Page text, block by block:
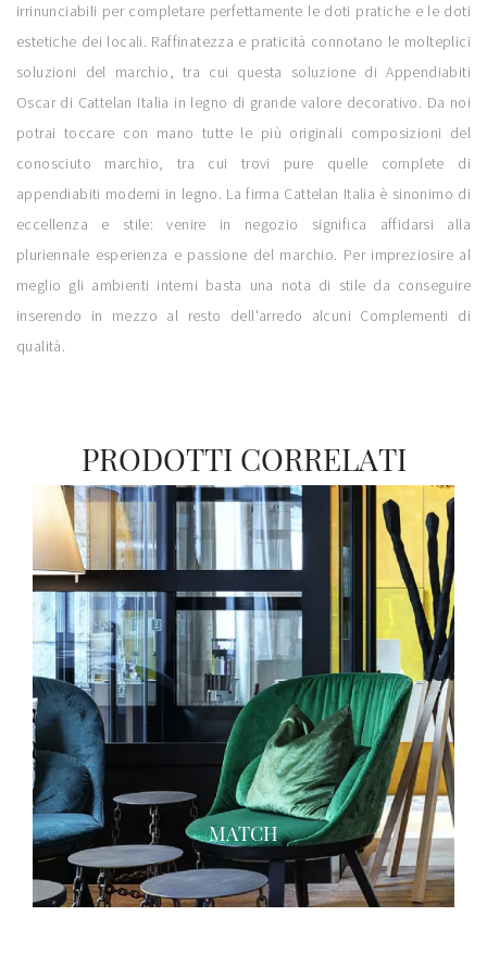
irrinunciabili per completare perfettamente le doti pratiche e le doti
estetiche dei locali. Raffinatezza e praticità connotano le molteplici
soluzioni del marchio, tra cui questa soluzione di Appendiabiti
Oscar di Cattelan Italia in legno di grande valore decorativo. Da noi
potrai toccare con mano tutte le più originali composizioni del
conosciuto marchio, tra cui trovi pure quelle complete di
appendiabiti moderni in legno. La firma Cattelan Italia è sinonimo di
eccellenza e stile: venire in negozio significa affidarsi alla
pluriennale esperienza e passione del marchio. Per impreziosire al
meglio gli ambienti interni basta una nota di stile da conseguire
inserendo in mezzo al resto dell'arredo alcuni Complementi di
qualità.
PRODOTTI CORRELATI
MATCH